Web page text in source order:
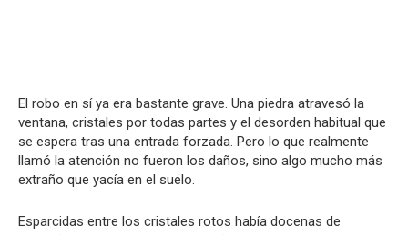
El robo en sí ya era bastante grave. Una piedra atravesó la
ventana, cristales por todas partes y el desorden habitual que
se espera tras una entrada forzada. Pero lo que realmente
llamó la atención no fueron los daños, sino algo mucho más
extraño que yacía en el suelo.
Esparcidas entre los cristales rotos había docenas de